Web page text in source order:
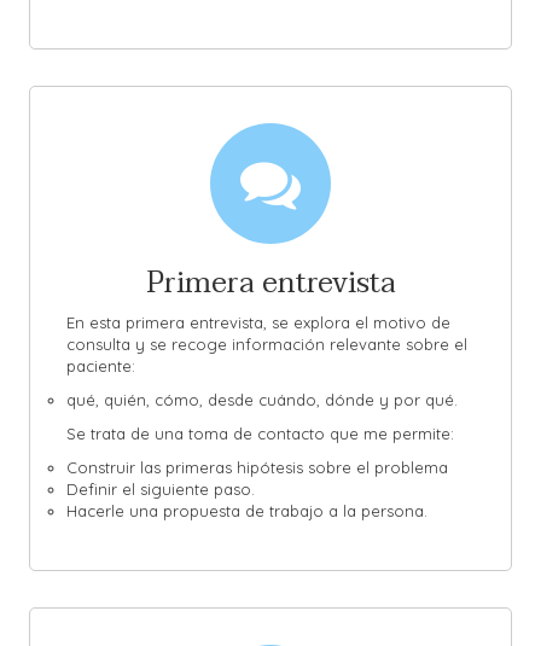
Primera entrevista
En esta primera entrevista, se explora el motivo de
consulta y se recoge información relevante sobre el
paciente:
qué, quién, cómo, desde cuándo, dónde y por qué.
Se trata de una toma de contacto que me permite:
Construir las primeras hipótesis sobre el problema
Definir el siguiente paso.
Hacerle una propuesta de trabajo a la persona.